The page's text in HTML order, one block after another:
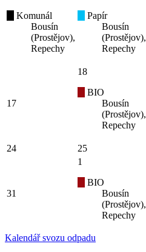
Komunál
Bousín
(Prostějov),
Repechy
Papír
Bousín
(Prostějov),
Repechy
17
18
BIO
Bousín
(Prostějov),
Repechy
24 25
31
1
BIO
Bousín
(Prostějov),
Repechy
Kalendář svozu odpadu